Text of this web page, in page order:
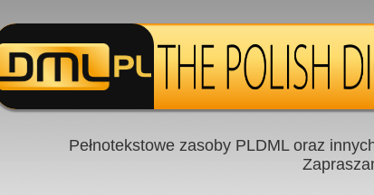
Pełnotekstowe zasoby PLDML oraz